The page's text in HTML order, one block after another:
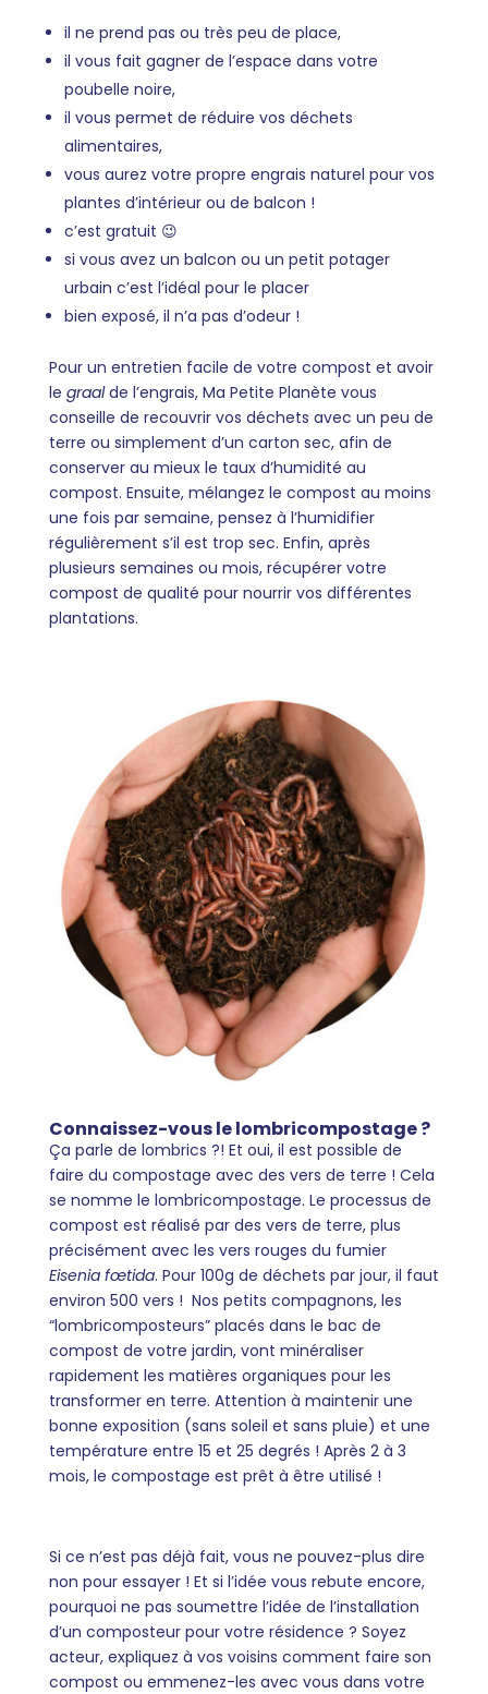
il ne prend pas ou très peu de place,
il vous fait gagner de l’espace dans votre
poubelle noire,
il vous permet de réduire vos déchets
alimentaires,
vous aurez votre propre engrais naturel pour vos
plantes d’intérieur ou de balcon !
c’est gratuit 😉
si vous avez un balcon ou un petit potager
urbain c’est l’idéal pour le placer
bien exposé, il n’a pas d’odeur !
Pour un entretien facile de votre compost et avoir
le graalde l’engrais, Ma Petite Planète vous
conseille de recouvrir vos déchets avec un peu de
terre ou simplement d’un carton sec, afin de
conserver au mieux le taux d’humidité au
compost. Ensuite, mélangez le compost au moins
une fois par semaine, pensez à l’humidifier
régulièrement s’il est trop sec. Enfin, après
plusieurs semaines ou mois, récupérer votre
compost de qualité pour nourrir vos différentes
plantations.
Connaissez-vous le lombricompostage ?
Ça parle de lombrics ?! Et oui, il est possible de
faire du compostage avec des vers de terre ! Cela
se nomme le lombricompostage. Le processus de
compost est réalisé par des vers de terre, plus
précisément avec les vers rouges du fumier
Eisenia fœtida. Pour 100g de déchets par jour, il faut
environ 500 vers ! Nos petits compagnons, les
“lombricomposteurs” placés dans le bac de
compost de votre jardin, vont minéraliser
rapidement les matières organiques pour les
transformer en terre. Attention à maintenir une
bonne exposition (sans soleil et sans pluie) et une
température entre 15 et 25 degrés ! Après 2 à 3
mois, le compostage est prêt à être utilisé !
Si ce n’est pas déjà fait, vous ne pouvez-plus dire
non pour essayer ! Et si l’idée vous rebute encore,
pourquoi ne pas soumettre l’idée de l’installation
d’un composteur pour votre résidence ? Soyez
acteur, expliquez à vos voisins comment faire son
compost ou emmenez-les avec vous dans votre